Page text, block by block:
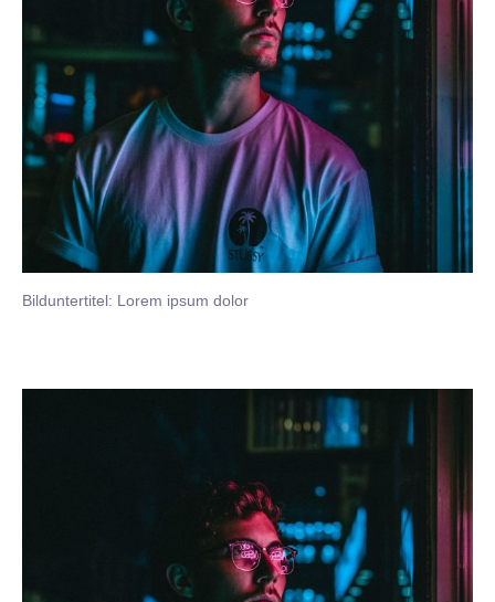
Bilduntertitel: Lorem ipsum dolor